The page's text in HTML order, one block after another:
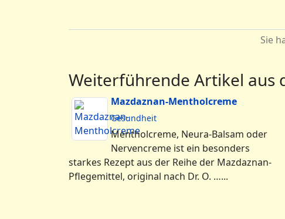
Sie
Weiterführende Artikel aus
Mazdaznan-Mentholcreme
Gesundheit
Mentholcreme, Neura-Balsam oder
Nervencreme ist ein besonders
starkes Rezept aus der Reihe der Mazdaznan-
Pflegemittel, original nach Dr. O. …...